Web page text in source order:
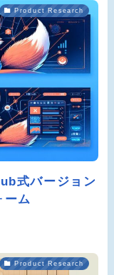
Product Research
式バージョン
ーム
Product Research